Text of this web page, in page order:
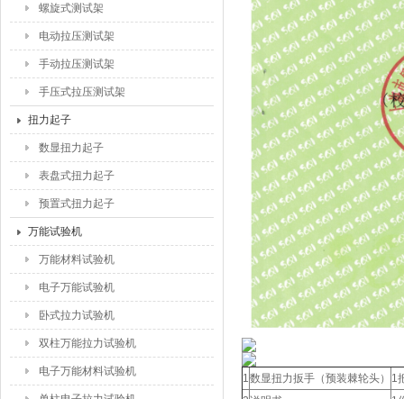
螺旋式测试架
电动拉压测试架
手动拉压测试架
手压式拉压测试架
扭力起子
数显扭力起子
表盘式扭力起子
预置式扭力起子
万能试验机
万能材料试验机
电子万能试验机
卧式拉力试验机
双柱万能拉力试验机
电子万能材料试验机
1 数显扭力扳手（预装棘轮头）
1